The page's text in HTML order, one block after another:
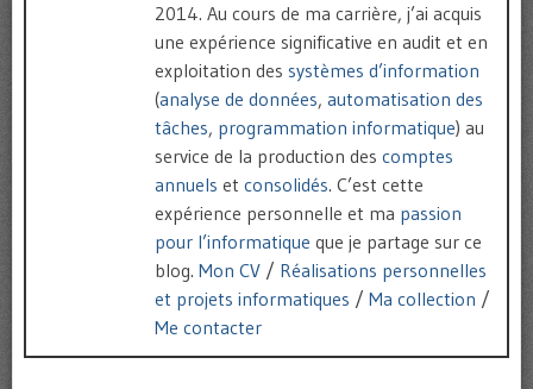
2014. Au cours de ma carrière, j’ai acquis
une expérience significative en audit et en
exploitation des systèmes d’information
(analyse de données, automatisation des
tâches, programmation informatique) au
service de la production des comptes
annuels et consolidés. C’est cette
expérience personnelle et ma passion
pour l’informatique que je partage sur ce
blog. Mon CV / Réalisations personnelles
et projets informatiques / Ma collection /
Me contacter